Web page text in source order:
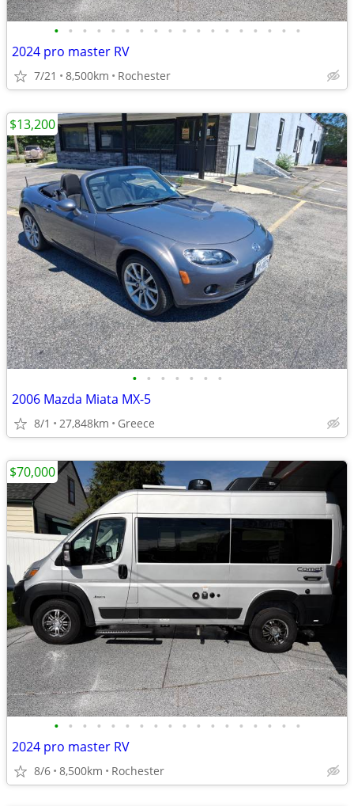
• • • • • • • • • • • • • • • • • •
2024 pro master RV
7/21 8,500km Rochester
• • • • • • •
2006 Mazda Miata MX-5
8/1 27,848km Greece
$13,200
• • • • • • • • • • • • • • • • • •
2024 pro master RV
8/6 8,500km Rochester
$70,000